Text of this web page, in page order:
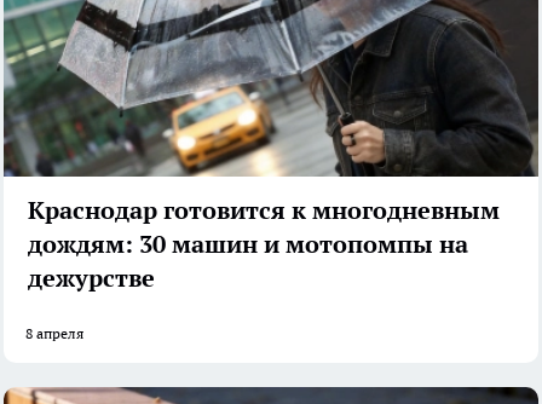
Краснодар готовится к многодневным
дождям: 30 машин и мотопомпы на
дежурстве
8 апреля